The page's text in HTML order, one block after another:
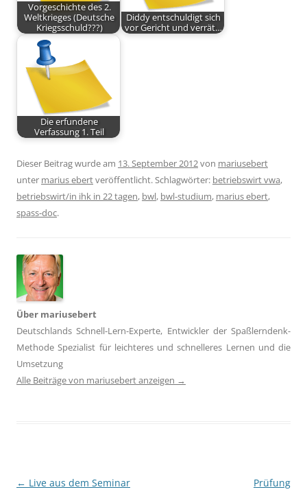
Vorgeschichte des 2.
Weltkrieges (Deutsche
Kriegsschuld???)
Diddy entschuldigt sich
vor Gericht und verrät…
Die erfundene
Verfassung 1. Teil
Dieser Beitrag wurde am 13. September 2012von mariusebert
unter marius ebertveröffentlicht. Schlagwörter: betriebswirt vwa,
betriebswirt/in ihk in 22 tagen, bwl, bwl-studium, marius ebert,
spass-doc.
Über mariusebert
Deutschlands Schnell-Lern-Experte, Entwickler der Spaßlerndenk-
Methode Spezialist für leichteres und schnelleres Lernen und die
Umsetzung
Alle Beiträge von mariusebert anzeigen →
Beitragsnavigation
← Live aus dem Seminar Prüfung